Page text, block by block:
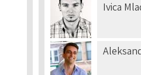
Ivica